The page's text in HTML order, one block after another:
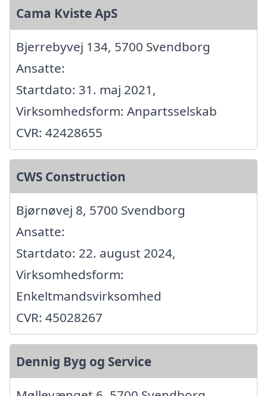
Cama Kviste ApS
Bjerrebyvej 134, 5700 Svendborg
Ansatte:
Startdato: 31. maj 2021,
Virksomhedsform: Anpartsselskab
CVR: 42428655
CWS Construction
Bjørnøvej 8, 5700 Svendborg
Ansatte:
Startdato: 22. august 2024,
Virksomhedsform:
Enkeltmandsvirksomhed
CVR: 45028267
Dennig Byg og Service